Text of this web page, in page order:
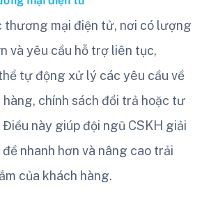
thương mại điện tử, nơi có lượng
và yêu cầu hỗ trợ liên tục,
tự động xử lý các yêu cầu về
chính sách đổi trả hoặc tư
Điều này giúp đội ngũ CSKH giải
nhanh hơn và nâng cao trải
của khách hàng.